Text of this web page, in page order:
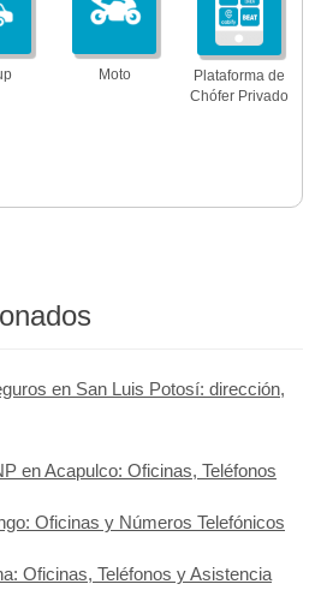
Moto
Plataforma de
Chófer Privado
en San Luis Potosí: dirección,
en Acapulco: Oficinas, Teléfonos
Oficinas y Números Telefónicos
Oficinas, Teléfonos y Asistencia